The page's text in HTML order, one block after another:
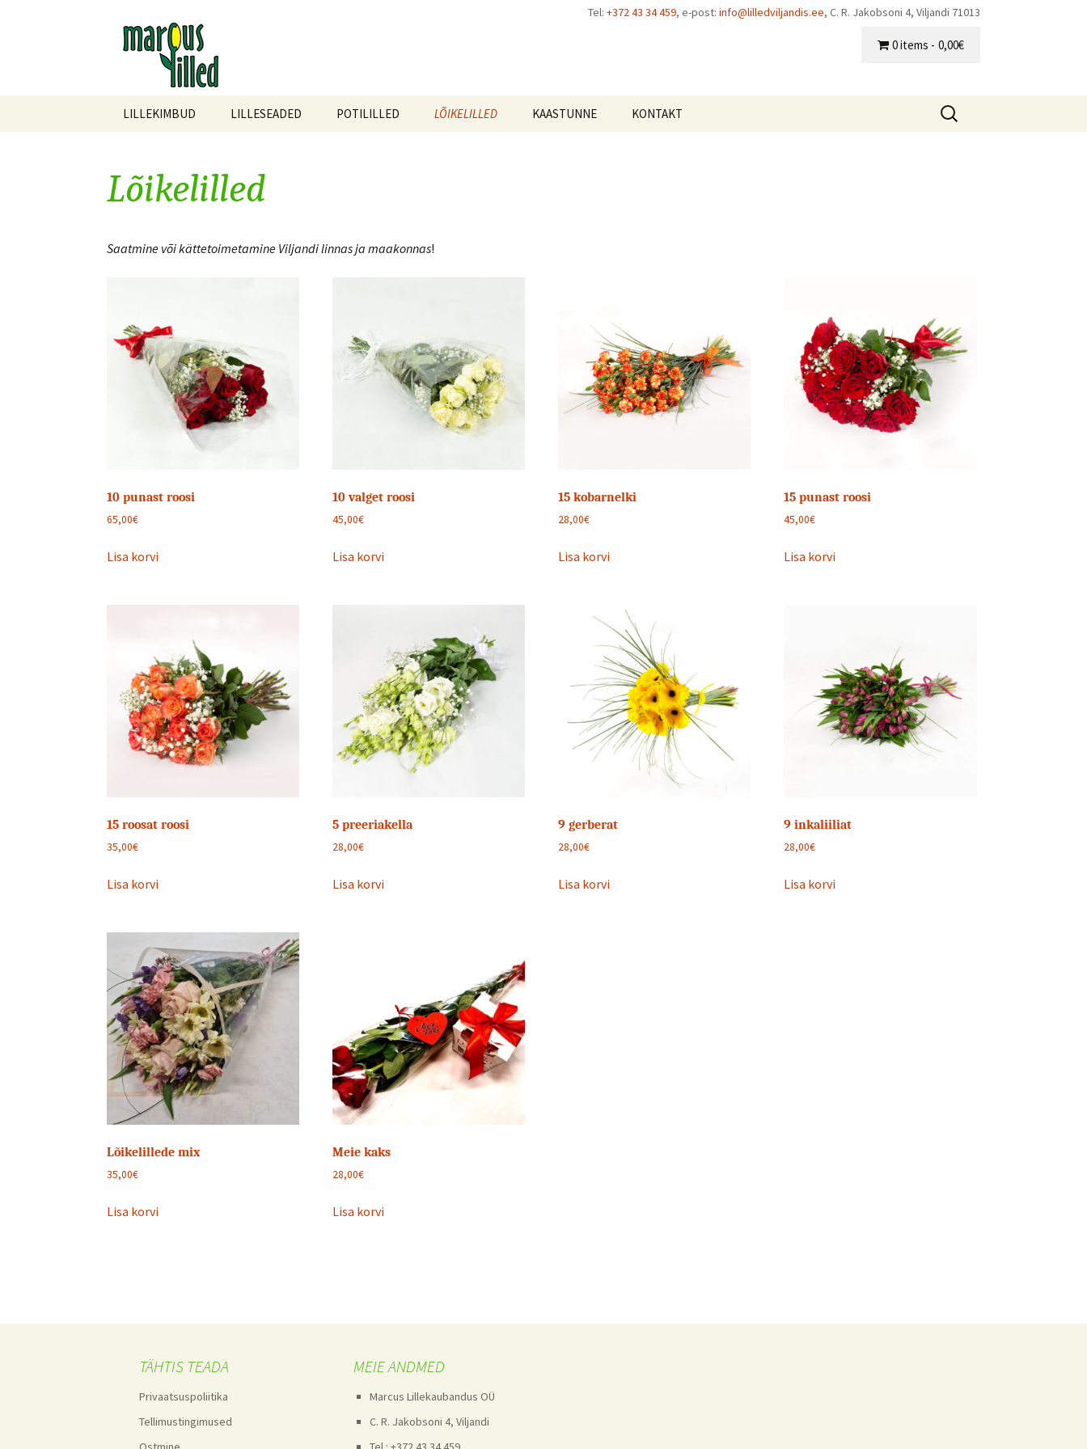
Tel: +372 43 34 459, e-post: info@lilledviljandis.ee, C. R. Jakobsoni 4, Viljandi 71013
LILLEKIMBUD LILLESEADED POTILILLED LÕIKELILLED KAASTUNNE KONTAKT
0 items 0,00€
Otsi:
Lõikelilled
Saatmine või kättetoimetamine Viljandi linnas ja maakonnas!
10 punast roosi
65,00€
Lisa korvi
10 valget roosi
45,00€
Lisa korvi
15 kobarnelki
28,00€
Lisa korvi
15 punast roosi
45,00€
Lisa korvi
15 roosat roosi
35,00€
Lisa korvi
5 preeriakella
28,00€
Lisa korvi
9 gerberat
28,00€
Lisa korvi
9 inkaliiliat
28,00€
Lisa korvi
Lõikelillede mix
35,00€
Lisa korvi
Meie kaks
28,00€
Lisa korvi
TÄHTIS TEADA
Privaatsuspoliitika
Tellimustingimused
MEIE ANDMED
Marcus Lillekaubandus OÜ
C. R. Jakobsoni 4, Viljandi